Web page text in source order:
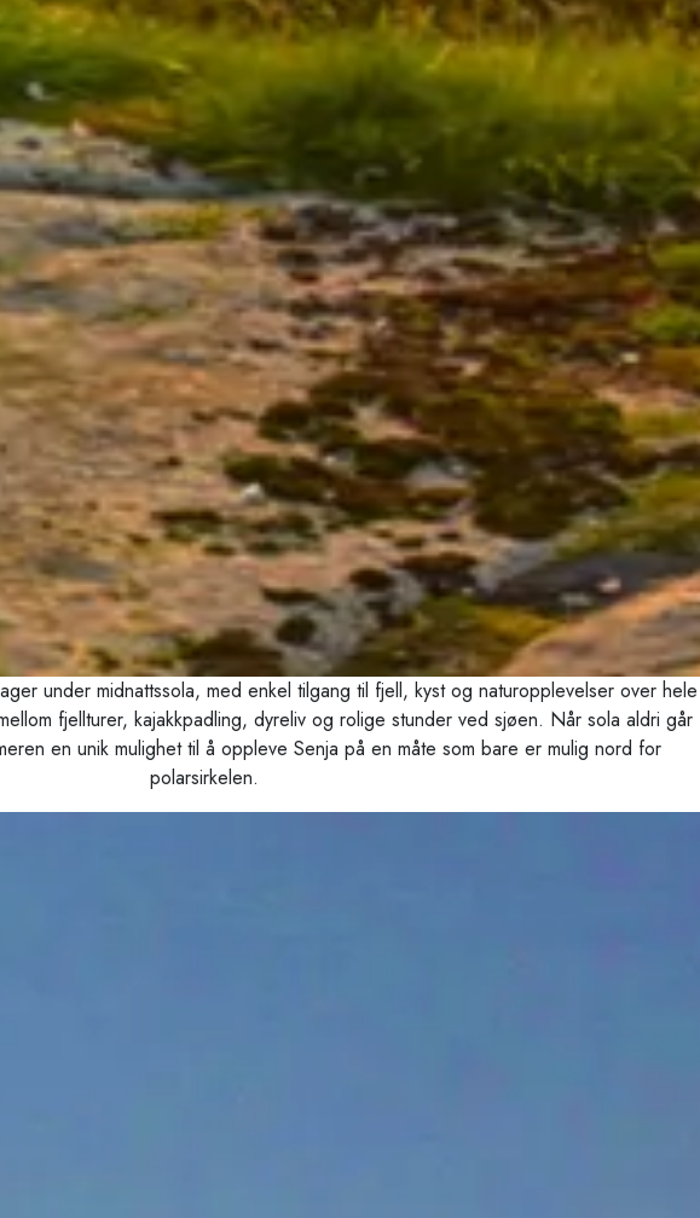
under midnattssola, med enkel tilgang til fjell, kyst og naturopplevelser over hele
fjellturer, kajakkpadling, dyreliv og rolige stunder ved sjøen. Når sola aldri går
en unik mulighet til å oppleve Senja på en måte som bare er mulig nord for
polarsirkelen.